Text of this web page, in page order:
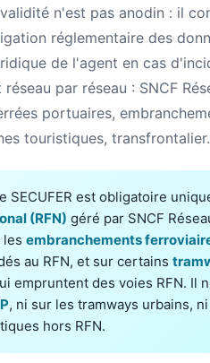
n'est pas anodin : il
réglementaire des
de l'agent en cas
par réseau : SNCF
portuaires,
touristiques, transfrontalier.
SECUFER est obligatoire
(RFN) géré par SNCF
les embranchements
au RFN, et sur certains
empruntent des voies RFN. Il
, ni sur les tramways urbains,
hors RFN.